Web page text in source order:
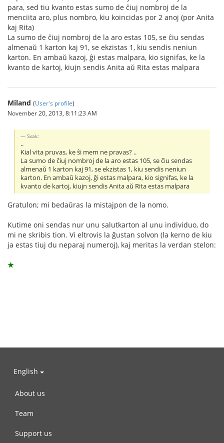
para, sed tiu kvanto estas sumo de ĉiuj nombroj de la
menciita aro, plus nombro, kiu koincidas por 2 anoj (por Anita
kaj Rita)
La sumo de ĉiuj nombroj de la aro estas 105, se ĉiu sendas
almenaŭ 1 karton kaj 91, se ekzistas 1, kiu sendis neniun
karton. En ambaŭ kazoj, ĝi estas malpara, kio signifas, ke la
kvanto de kartoj, kiujn sendis Anita aŭ Rita estas malpara
Miland (User's profile)
November 20, 2013, 8:11:23 AM
Sxak:
..
Kial vita pruvas, ke ŝi mem ne pravas? ..
La sumo de ĉiuj nombroj de la aro estas 105, se ĉiu sendas
almenaŭ 1 karton kaj 91, se ekzistas 1, kiu sendis neniun
karton. En ambaŭ kazoj, ĝi estas malpara, kio signifas, ke la
kvanto de kartoj, kiujn sendis Anita aŭ Rita estas malpara
Gratulon; mi bedaŭras la mistajpon de la nomo.
Kutime oni sendas nur unu salutkarton al unu individuo, do
mi ne skribis tion. Vi eltrovis la ĝustan solvon (la kerno de kiu
ja estas tiuj du neparaj numeroj), kaj meritas la verdan stelon:
★
English
About us
Team
Support us